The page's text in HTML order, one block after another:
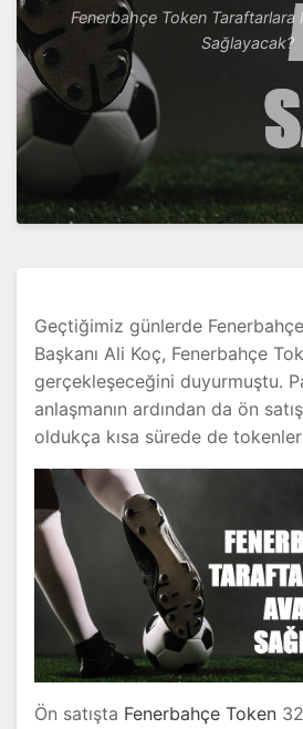
Fenerbahçe Token Taraftarlara
Sağlayacak?
Geçtiğimiz günlerde
Başkanı Ali Koç, Fenerbahçe
gerçekleşeceğini duyurmuştu.
anlaşmanın ardından da ön
oldukça kısa sürede de tokenler
Ön satışta Fenerbahçe Token